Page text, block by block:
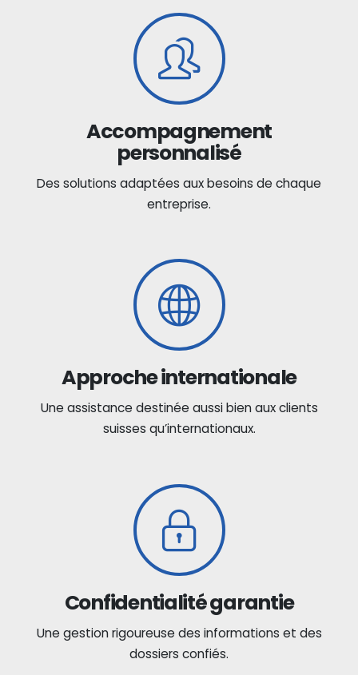
Accompagnement
personnalisé
Des solutions adaptées aux besoins de chaque
entreprise.
Approche internationale
Une assistance destinée aussi bien aux clients
suisses qu’internationaux.
Confidentialité garantie
Une gestion rigoureuse des informations et des
dossiers confiés.